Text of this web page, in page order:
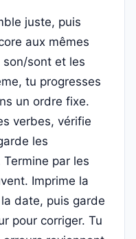
juste, puis
aux mêmes
sont et les
tu progresses
un ordre fixe.
verbes, vérifie
les
par les
Imprime la
date, puis garde
pour corriger. Tu